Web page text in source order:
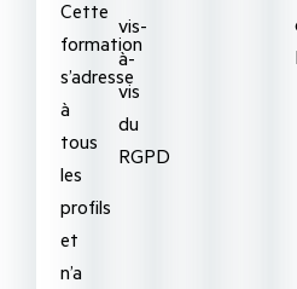
Cette
formation
s’adresse
à
tous
les
profils
et
n’a
vis-
à-
vis
du
RGPD